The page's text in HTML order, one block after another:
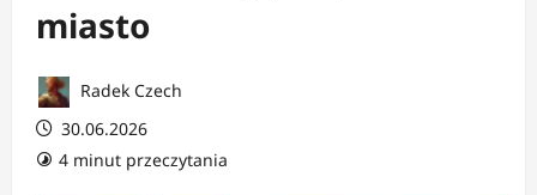
miasto
Radek Czech
30.06.2026
4 minut przeczytania